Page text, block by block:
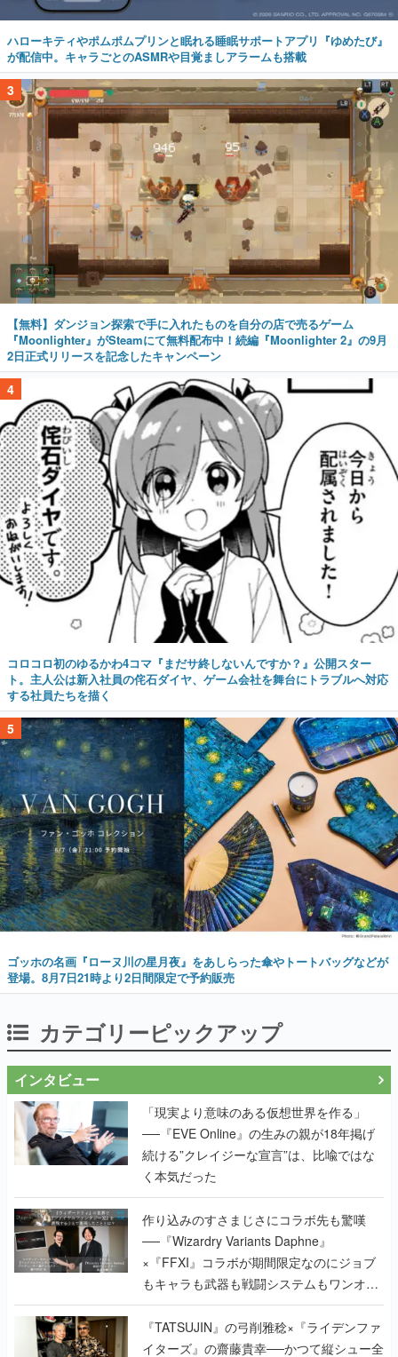
ハローキティやポムポムプリンと眠れる睡眠サポートアプリ『ゆめたび』
が配信中。キャラごとのASMRや目覚ましアラームも搭載
3
【無料】ダンジョン探索で手に入れたものを自分の店で売るゲーム
『Moonlighter』がSteamにて無料配布中！続編『Moonlighter 2』の9月
2日正式リリースを記念したキャンペーン
4
コロコロ初のゆるかわ4コマ『まだサ終しないんですか？』公開スター
ト。主人公は新入社員の侘石ダイヤ、ゲーム会社を舞台にトラブルへ対応
する社員たちを描く
5
ゴッホの名画『ローヌ川の星月夜』をあしらった傘やトートバッグなどが
登場。8月7日21時より2日間限定で予約販売
カテゴリーピックアップ
インタビュー
「現実より意味のある仮想世界を作る」
──『EVE Online』の生みの親が18年掲げ
続ける”クレイジーな宣言”は、比喩ではな
く本気だった
作り込みのすさまじさにコラボ先も驚嘆
──『Wizardry Variants Daphne』
×『FFXI』コラボが期間限定なのにジョブ
もキャラも武器も戦闘システムもワンオフ
で作り込まれた理由を両ディレクターに聞
く
『TATSUJIN』の弓削雅稔×『ライデンファ
イターズ』の齋藤貴幸──かつて縦シュー全